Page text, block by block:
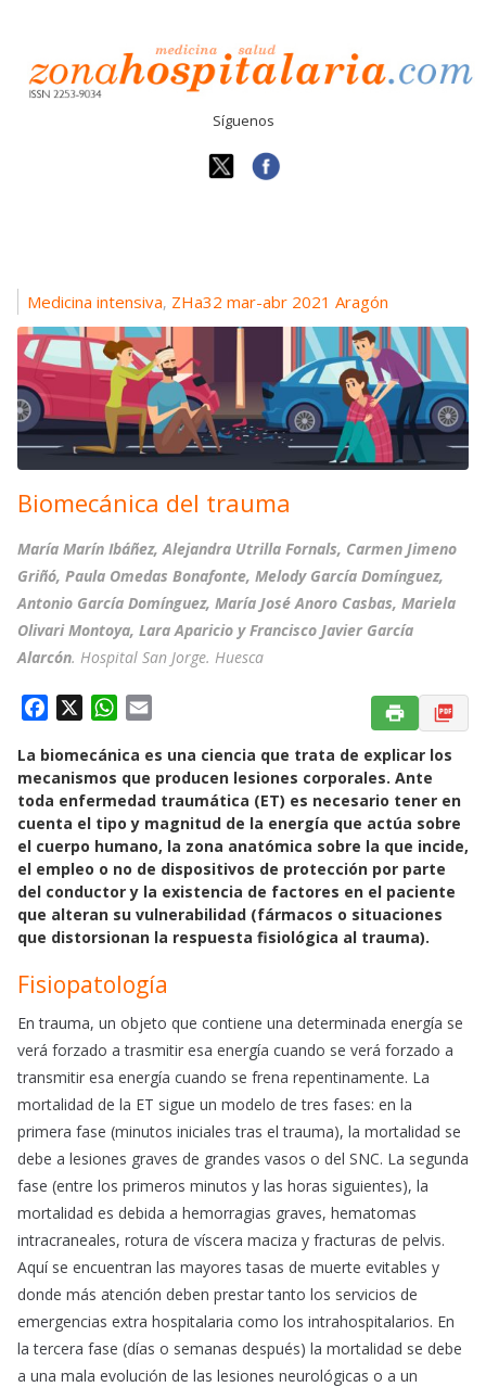
Síguenos
Medicina intensiva, ZHa32 mar-abr 2021 Aragón
Biomecánica del trauma
María Marín Ibáñez, Alejandra Utrilla Fornals, Carmen Jimeno
Griñó, Paula Omedas Bonafonte, Melody García Domínguez,
Antonio García Domínguez, María José Anoro Casbas, Mariela
Olivari Montoya, Lara Aparicio y Francisco Javier García
Alarcón. Hospital San Jorge. Huesca
c
e
b
o
o
k
W
a
t
s
A
p
p
a
l
La biomecánica es una ciencia que trata de explicar los
mecanismos que producen lesiones corporales. Ante
toda enfermedad traumática (ET) es necesario tener en
cuenta el tipo y magnitud de la energía que actúa sobre
el cuerpo humano, la zona anatómica sobre la que incide,
el empleo o no de dispositivos de protección por parte
del conductor y la existencia de factores en el paciente
que alteran su vulnerabilidad (fármacos o situaciones
que distorsionan la respuesta fisiológica al trauma).
Fisiopatología
En trauma, un objeto que contiene una determinada energía se
verá forzado a trasmitir esa energía cuando se verá forzado a
transmitir esa energía cuando se frena repentinamente. La
mortalidad de la ET sigue un modelo de tres fases: en la
primera fase (minutos iniciales tras el trauma), la mortalidad se
debe a lesiones graves de grandes vasos o del SNC. La segunda
fase (entre los primeros minutos y las horas siguientes), la
mortalidad es debida a hemorragias graves, hematomas
intracraneales, rotura de víscera maciza y fracturas de pelvis.
Aquí se encuentran las mayores tasas de muerte evitables y
donde más atención deben prestar tanto los servicios de
emergencias extra hospitalaria como los intrahospitalarios. En
la tercera fase (días o semanas después) la mortalidad se debe
a una mala evolución de las lesiones neurológicas o a un